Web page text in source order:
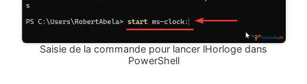
Saisie de la commande pour lancer lHorloge dans
PowerShell